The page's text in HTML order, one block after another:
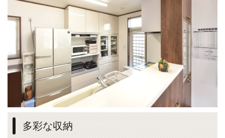
多彩な収納